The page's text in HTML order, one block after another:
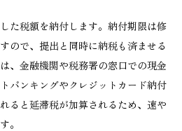
た税額を納付します。納付期限は修
ので、提出と同時に納税も済ませる
、金融機関や税務署の窓口での現金
バンキングやクレジットカード納付
ると延滞税が加算されるため、速や
。